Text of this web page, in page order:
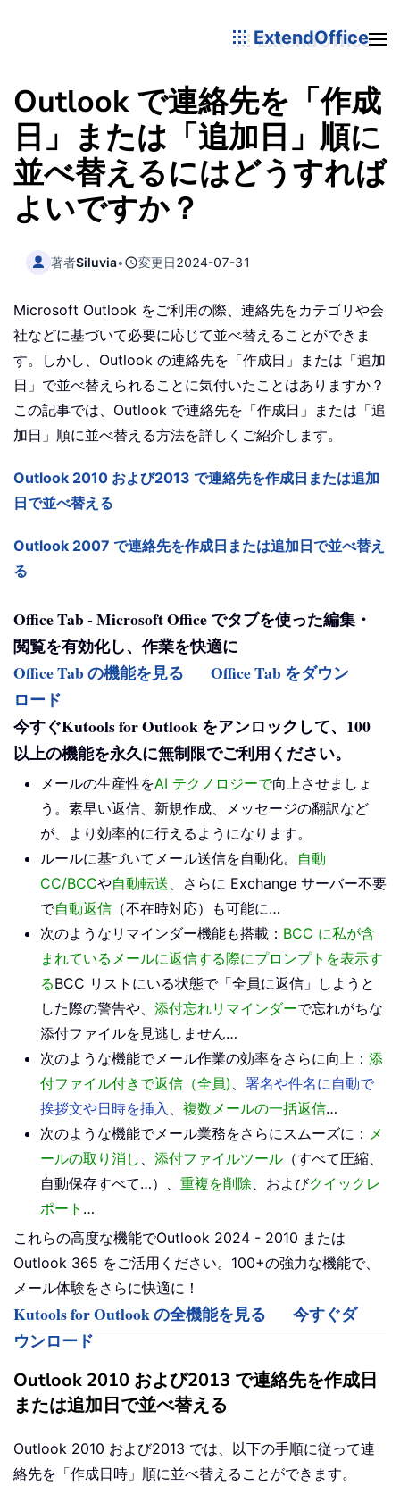
ExtendOffice
Outlook で連絡先を「作成
日」または「追加日」順に
並べ替えるにはどうすれば
よいですか？
著者Siluvia• 変更日2024-07-31
Microsoft Outlook をご利用の際、連絡先をカテゴリや会
社などに基づいて必要に応じて並べ替えることができま
す。しかし、Outlook の連絡先を「作成日」または「追加
日」で並べ替えられることに気付いたことはありますか？
この記事では、Outlook で連絡先を「作成日」または「追
加日」順に並べ替える方法を詳しくご紹介します。
Outlook 2010 および2013 で連絡先を作成日または追加
日で並べ替える
Outlook 2007 で連絡先を作成日または追加日で並べ替え
る
Office Tab - Microsoft Office でタブを使った編集・
閲覧を有効化し、作業を快適に
Office Tab の機能を見る
Office Tab をダウン
ロード
今すぐKutools for Outlook をアンロックして、100
以上の機能を永久に無制限でご利用ください。
メールの生産性をAI テクノロジーで向上させましょ
う。素早い返信、新規作成、メッセージの翻訳など
が、より効率的に行えるようになります。
ルールに基づいてメール送信を自動化。 自動
CC/BCCや自動転送、さらに Exchange サーバー不要
で自動返信 （不在時対応）も可能に…
次のようなリマインダー機能も搭載： BCC に私が含
まれているメールに返信する際にプロンプトを表示す
るBCC リストにいる状態で「全員に返信」しようと
した際の警告や、 添付忘れリマインダーで忘れがちな
添付ファイルを見逃しません…
次のような機能でメール作業の効率をさらに向上： 添
付ファイル付きで返信（全員) 、 署名や件名に自動で
挨拶文や日時を挿入 、 複数メールの一括返信…
次のような機能でメール業務をさらにスムーズに： メ
ールの取り消し 、 添付ファイルツール （すべて圧縮、
自動保存すべて…）、 重複を削除、およびクイックレ
ポート …
これらの高度な機能でOutlook 2024 - 2010 または
Outlook 365 をご活用ください。100+の強力な機能で、
メール体験をさらに快適に！
Kutools for Outlook の全機能を見る
今すぐダ
ウンロード
Outlook 2010 および2013 で連絡先を作成日
または追加日で並べ替える
Outlook 2010 および2013 では、以下の手順に従って連
絡先を「作成日時」順に並べ替えることができます。